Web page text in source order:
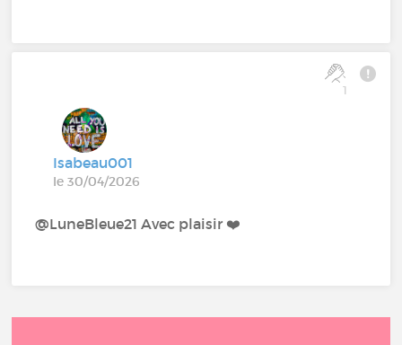
1
Isabeau001
le 30/04/2026
@LuneBleue21 Avec plaisir ❤️